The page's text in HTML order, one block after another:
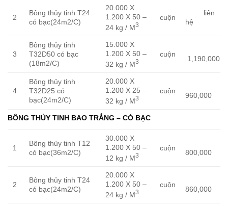
2
Bông thủy tinh T24
có bạc(24m2/C)
20.000 X
1.200 X 50 –
24 kg / M3
cuộn
liên
hệ
3
Bông thủy tinh
T32D50 có bạc
(18m2/C)
15.000 X
1.200 X 50 –
32 kg / M3
cuộn
1,190,000
4
Bông thủy tinh
T32D25 có
bạc(24m2/C)
20.000 X
1.200 X 25 –
32 kg / M3
cuộn
960,000
BÔNG THỦY TINH BAO TRẮNG – CÓ BẠC
1
Bông thủy tinh T12
có bạc(36m2/C)
30.000 X
1.200 X 50 –
12 kg / M3
cuộn
800,000
2
Bông thủy tinh T24
có bạc(24m2/C)
20.000 X
1.200 X 50 –
24 kg / M3
cuộn
860,000